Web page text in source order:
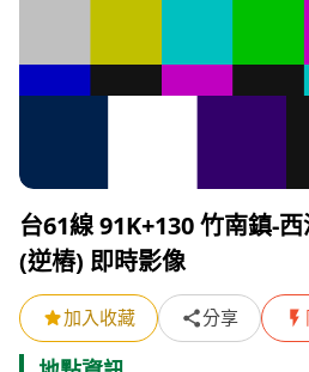
台61線 91K+130 竹南鎮-
(逆樁) 即時影像
加入收藏 分享